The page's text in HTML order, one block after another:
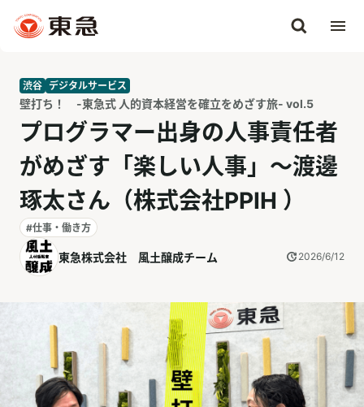
渋谷 デジタルサービス
壁打ち！ -東急式 人的資本経営を確立をめざす旅- vol.5
プログラマー出身の人事責任者
がめざす「楽しい人事」～渡邊
琢太さん（株式会社PPIH ）
#仕事・働き方
東急株式会社 風土醸成チーム 2026/6/12